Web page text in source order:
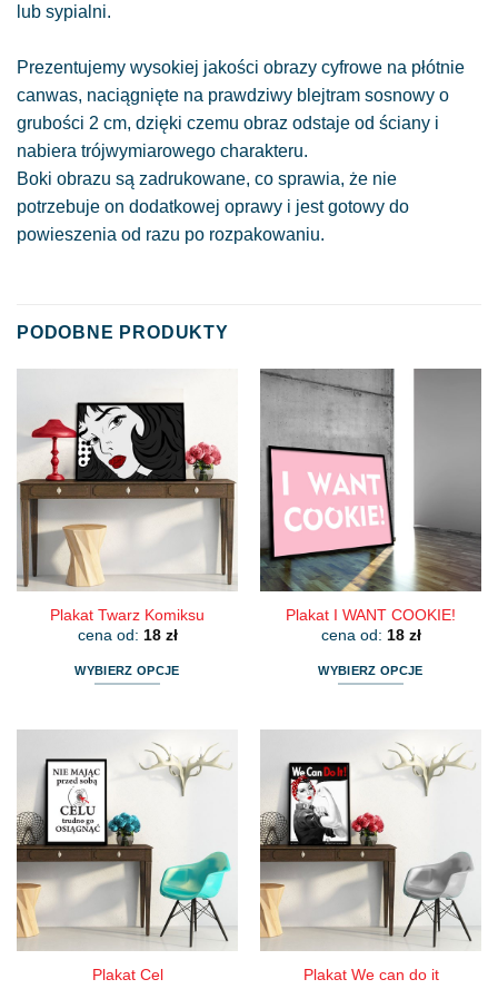
lub sypialni.
Prezentujemy wysokiej jakości obrazy cyfrowe na płótnie
canwas, naciągnięte na prawdziwy blejtram sosnowy o
grubości 2 cm, dzięki czemu obraz odstaje od ściany i
nabiera trójwymiarowego charakteru.
Boki obrazu są zadrukowane, co sprawia, że nie
potrzebuje on dodatkowej oprawy i jest gotowy do
powieszenia od razu po rozpakowaniu.
PODOBNE PRODUKTY
Plakat Twarz Komiksu
cena od: 18 zł
WYBIERZ OPCJE
wiele
wariantów.
Opcje
można
wybrać
na
stronie
produktu
Plakat I WANT COOKIE!
cena od: 18 zł
WYBIERZ OPCJE
wiele
wariantów.
Opcje
można
wybrać
na
stronie
produktu
Plakat Cel
Plakat We can do it